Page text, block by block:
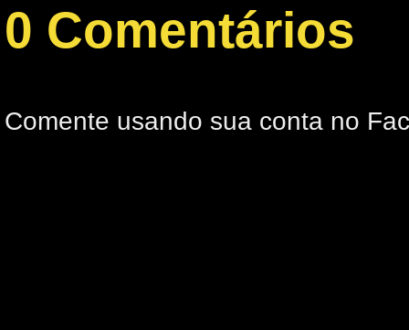
0 Comentários
Comente usando sua conta no